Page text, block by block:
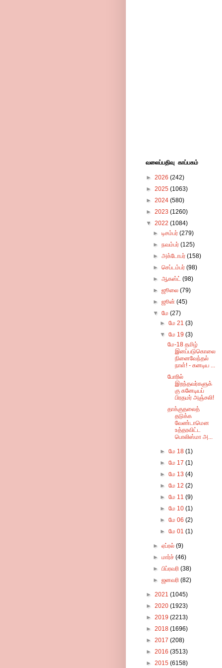
வலைப்பதிவு காப்பகம்
► 2026 (242)
► 2025 (1063)
► 2024 (580)
► 2023 (1260)
▼ 2022 (1084)
► டிசம்பர் (279)
► நவம்பர் (125)
► அக்டோபர் (158)
► செப்டம்பர் (98)
► ஆகஸ்ட் (98)
► ஜூலை (79)
► ஜூன் (45)
▼ மே (27)
►மே 21(3)
▼மே 19(3)
மே-18 தமிழ்
இனப்படுகொலை
நினைவேந்தல்
நாள்! - கனடிய ...
போரில்
இறந்தவர்களுக்
கு கனேடியப்
பிரதமர் அஞ்சலி!
தாக்குதலைத்
தடுக்க
வேண்டாமென
உத்தரவிட்ட
பொலிஸ்மா அ...
►மே 18(1)
►மே 17(1)
►மே 13(4)
►மே 12(2)
►மே 11(9)
►மே 10(1)
►மே 06(2)
►மே 01(1)
► ஏப்ரல் (9)
► மார்ச் (46)
► பிப்ரவரி (38)
► ஜனவரி (82)
► 2021 (1045)
► 2020 (1923)
► 2019 (2213)
► 2018 (1696)
► 2017 (208)
► 2016 (3513)
► 2015 (6158)